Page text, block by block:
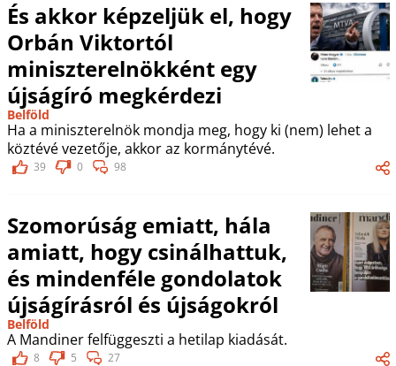
És akkor képzeljük el, hogy
Orbán Viktortól
miniszterelnökként egy
újságíró megkérdezi
Belföld
Ha a miniszterelnök mondja meg, hogy ki (nem) lehet a
köztévé vezetője, akkor az kormánytévé.
39 0 98
Szomorúság emiatt, hála
amiatt, hogy csinálhattuk,
és mindenféle gondolatok
újságírásról és újságokról
Belföld
A Mandiner felfüggeszti a hetilap kiadását.
8 5 27